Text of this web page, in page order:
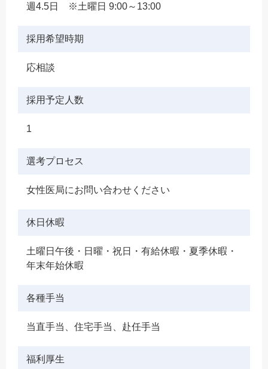
週4.5日 ※土曜日 9:00～13:00
採用希望時期
応相談
採用予定人数
1
選考プロセス
女性医局にお問い合わせください
休日休暇
土曜日午後・日曜・祝日・有給休暇・夏季休暇・
年末年始休暇
各種手当
当直手当、住宅手当、赴任手当
福利厚生